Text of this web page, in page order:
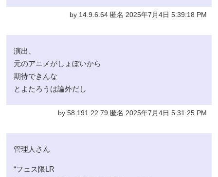
by 14.9.6.64 匿名 2025年7月4日 5:39:18 PM
演出、
元のアニメがしょぼいから
期待できんな
とよたろうは論外だし
by 58.191.22.79 匿名 2025年7月4日 5:31:25 PM
管理人さん
“フェス限LR